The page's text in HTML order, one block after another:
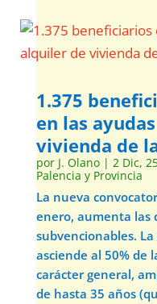
1.375
en las
vivienda de
por J. Olano| 2 Dic,
Palencia y Provincia
La nueva
enero, aumenta las
subvencionables.
asciende al 50% de
carácter general,
de hasta 35 años